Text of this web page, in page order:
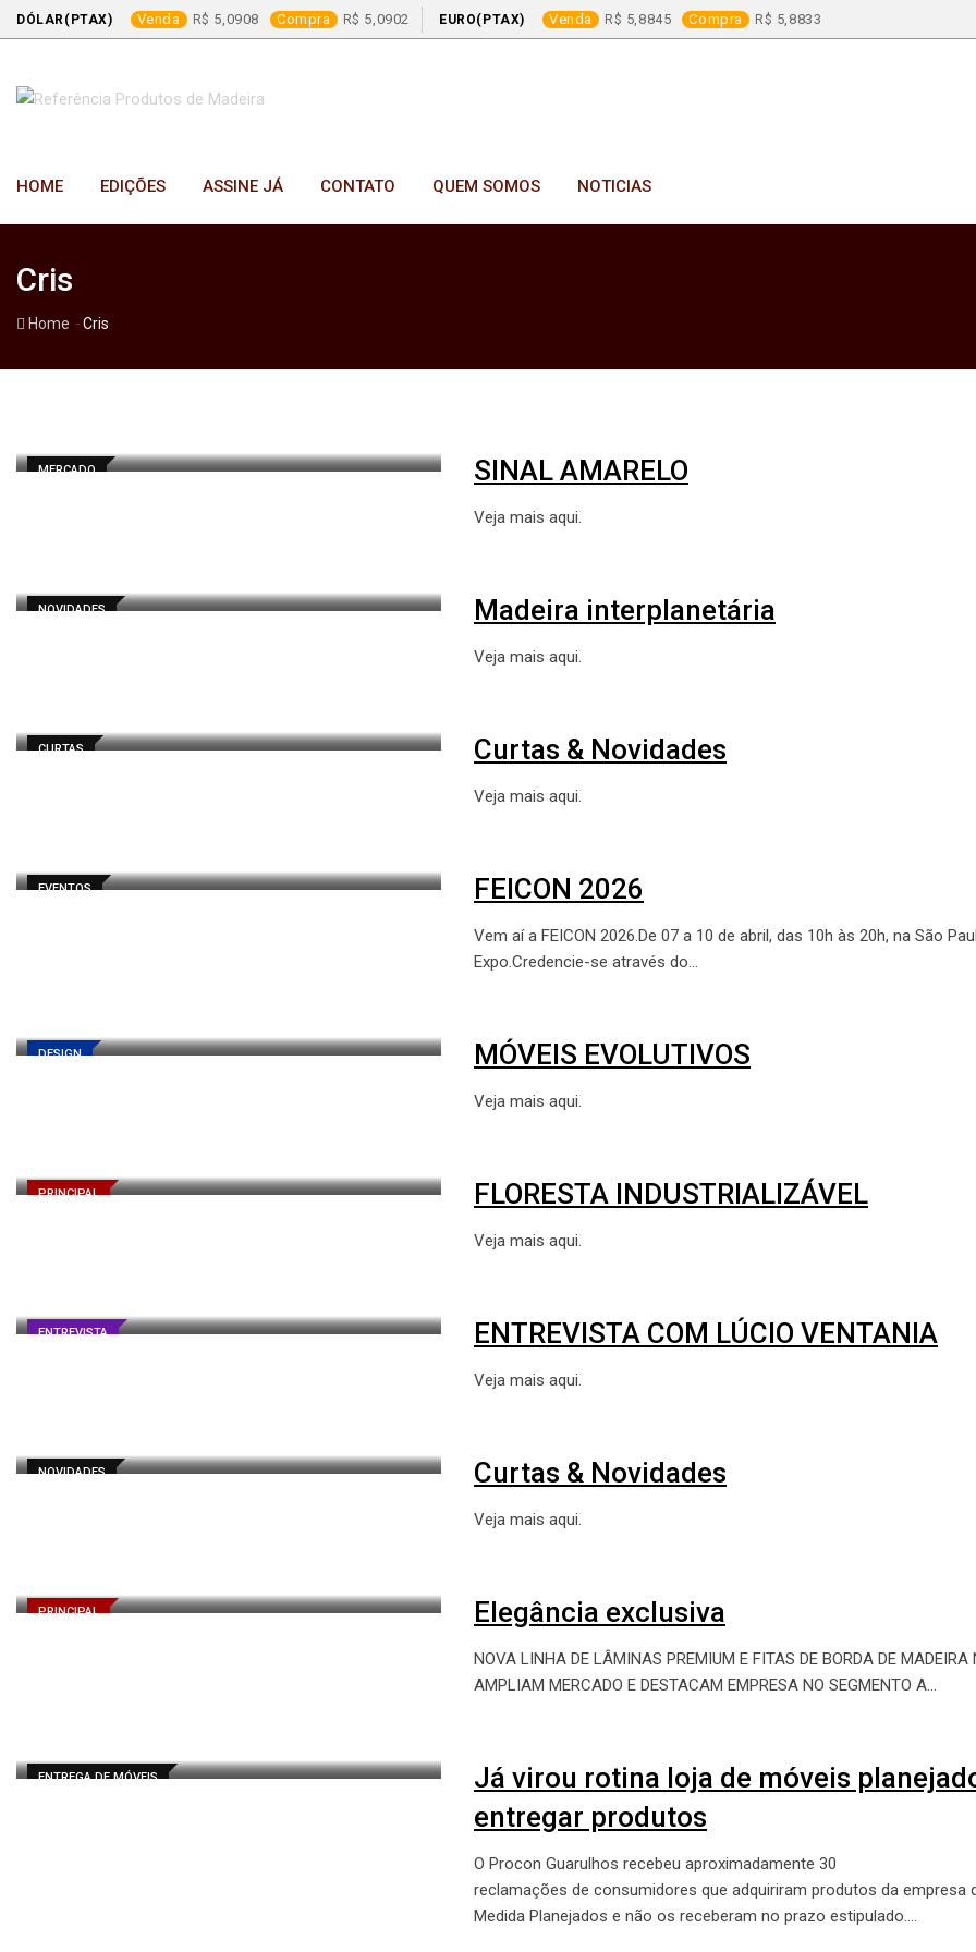
DÓLAR(PTAX) Venda 5,0908 Compra 5,0902 EURO(PTAX) Venda 5,8845 Compra 5,8833
content
HOME EDIÇÕES ASSINE JÁ CONTATO QUEM SOMOS NOTICIAS
Cris
Home -Cris
MERCADO SINAL AMARELO
Veja mais aqui.
NOVIDADES Madeira interplanetária
Veja mais aqui.
CURTAS Curtas & Novidades
Veja mais aqui.
EVENTOS FEICON 2026
Vem aí a FEICON 2026.De 07 a 10 de abril, das 10h às 20h, na São
Expo.Credencie-se através do…
DESIGN MÓVEIS EVOLUTIVOS
Veja mais aqui.
PRINCIPAL FLORESTA INDUSTRIALIZÁVEL
Veja mais aqui.
ENTREVISTA ENTREVISTA COM LÚCIO VENTANIA
Veja mais aqui.
NOVIDADES Curtas & Novidades
Veja mais aqui.
PRINCIPAL Elegância exclusiva
NOVA LINHA DE LÂMINAS PREMIUM E FITAS DE BORDA DE MADEIRA
AMPLIAM MERCADO E DESTACAM EMPRESA NO SEGMENTO A…
ENTREGA DE MÓVEIS
Já virou rotina loja de móveis
entregar produtos
O Procon Guarulhos recebeu aproximadamente 30
reclamações de consumidores que adquiriram produtos da empresa
Medida Planejados e não os receberam no prazo estipulado.…